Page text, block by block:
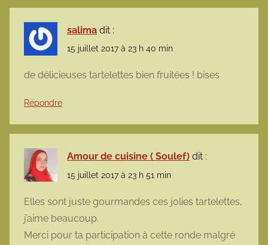
salima dit :
15 juillet 2017 à 23 h 40 min
de délicieuses tartelettes bien fruitées ! bises
Répondre
Amour de cuisine ( Soulef) dit :
15 juillet 2017 à 23 h 51 min
Elles sont juste gourmandes ces jolies tartelettes,
j’aime beaucoup.
Merci pour ta participation à cette ronde malgré